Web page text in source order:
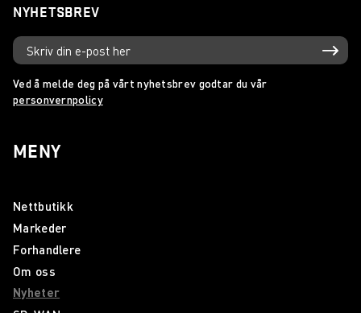
NYHETSBREV
Ved å melde deg på vårt nyhetsbrev godtar du vår
personvernpolicy
MENY
Nettbutikk
Markeder
Forhandlere
Om oss
Nyheter